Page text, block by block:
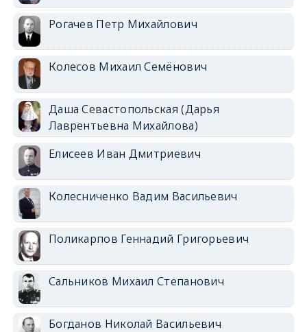
Рогачев Петр Михайлович
Колесов Михаил Семёнович
Даша Севастопольская (Дарья
Лаврентьевна Михайлова)
Елисеев Иван Дмитриевич
Колесниченко Вадим Васильевич
Поликарпов Геннадий Григорьевич
Сальников Михаил Степанович
Богданов Николай Васильевич